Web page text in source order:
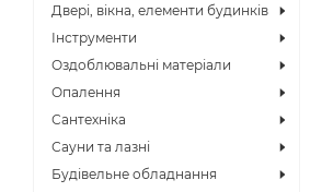
Двері, вікна, елементи будинків
Інструменти
Оздоблювальні матеріали
Опалення
Сантехніка
Сауни та лазні
Будівельне обладнання